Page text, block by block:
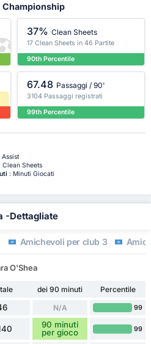
37% Clean Sheets
17 Clean Sheets in 46 Partite
90th Percentile
67.48 Passaggi / 90'
3104 Passaggi registrati
99th Percentile
Sheets
: Minuti Giocati
-Dettagliate
Amichevoli per club 3
O'Shea
dei 90 minuti
Percentile
N/A 99
90 minuti
per gioco
99